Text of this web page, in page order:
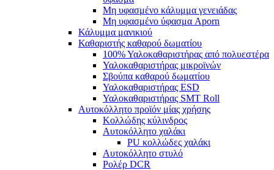
Μη υφασμένο κάλυμμα γενειάδας
Μη υφασμένο ύφασμα Aporn
Κάλυμμα μανικιού
Καθαριστής καθαρού δωματίου
100% Υαλοκαθαριστήρας από πολυεστέρα
Υαλοκαθαριστήρας μικροϊνών
Σβούπα καθαρού δωματίου
Υαλοκαθαριστήρας ESD
Υαλοκαθαριστήρας SMT Roll
Αυτοκόλλητο προϊόν μίας χρήσης
Κολλώδης κύλινδρος
Αυτοκόλλητο χαλάκι
PU κολλώδες χαλάκι
Αυτοκόλλητο στυλό
Ρολέρ DCR